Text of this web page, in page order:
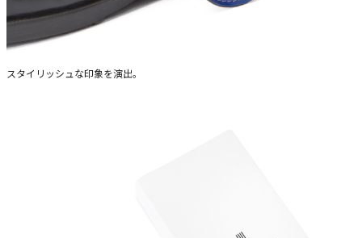
スタイリッシュな印象を演出。